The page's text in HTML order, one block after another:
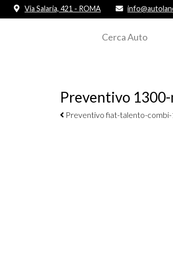
Via Salaria, 421 - ROMA
Cerca Auto
Preventivo
Navigazione
Preventivo fiat-talento-combi-